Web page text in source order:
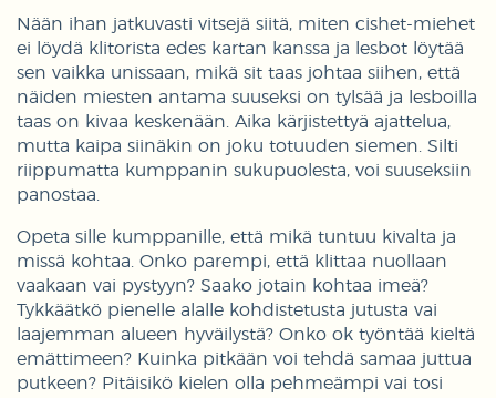
Nään ihan jatkuvasti vitsejä siitä, miten cishet-miehet
ei löydä klitorista edes kartan kanssa ja lesbot löytää
sen vaikka unissaan, mikä sit taas johtaa siihen, että
näiden miesten antama suuseksi on tylsää ja lesboilla
taas on kivaa keskenään. Aika kärjistettyä ajattelua,
mutta kaipa siinäkin on joku totuuden siemen. Silti
riippumatta kumppanin sukupuolesta, voi suuseksiin
panostaa.
Opeta sille kumppanille, että mikä tuntuu kivalta ja
missä kohtaa. Onko parempi, että klittaa nuollaan
vaakaan vai pystyyn? Saako jotain kohtaa imeä?
Tykkäätkö pienelle alalle kohdistetusta jutusta vai
laajemman alueen hyväilystä? Onko ok työntää kieltä
emättimeen? Kuinka pitkään voi tehdä samaa juttua
putkeen? Pitäisikö kielen olla pehmeämpi vai tosi